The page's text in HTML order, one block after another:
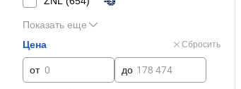
Показать еще
Цена
Сбросить
от до